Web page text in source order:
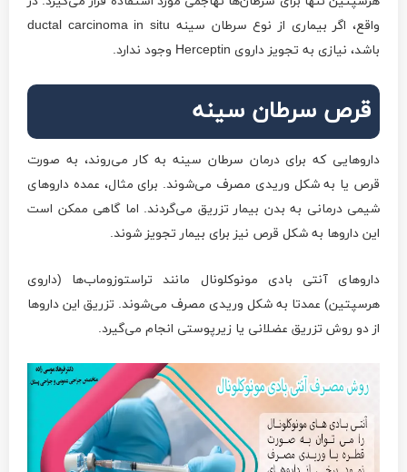
واقع، اگر بیماری از نوع سرطان سینه ductal carcinoma in situ
باشد، نیازی به تجویز داروی Herceptin وجود ندارد.
قرص سرطان سینه
داروهایی که برای درمان سرطان سینه به کار می‌روند، به صورت
قرص یا به شکل وریدی مصرف می‌شوند. برای مثال، عمده داروهای
شیمی درمانی به بدن بیمار تزریق می‌گردند. اما گاهی ممکن است
این داروها به شکل قرص نیز برای بیمار تجویز شوند.
داروهای آنتی بادی مونوکلونال مانند تراستوزوماب‌ها (داروی
هرسپتین) عمدتا به شکل وریدی مصرف می‌شوند. تزریق این داروها
از دو روش تزریق عضلانی یا زیرپوستی انجام می‌گیرد.